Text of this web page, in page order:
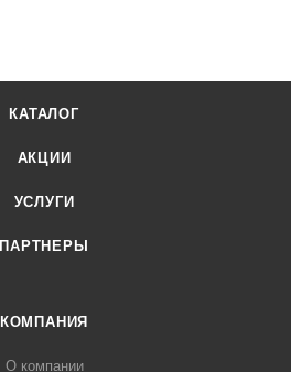
КАТАЛОГ
АКЦИИ
УСЛУГИ
ПАРТНЕРЫ
КОМПАНИЯ
О компании